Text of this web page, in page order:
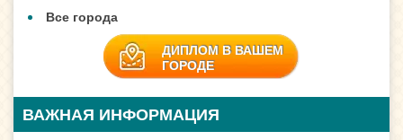
Все города
ДИПЛОМ В ВАШЕМ
ГОРОДЕ
ВАЖНАЯ ИНФОРМАЦИЯ